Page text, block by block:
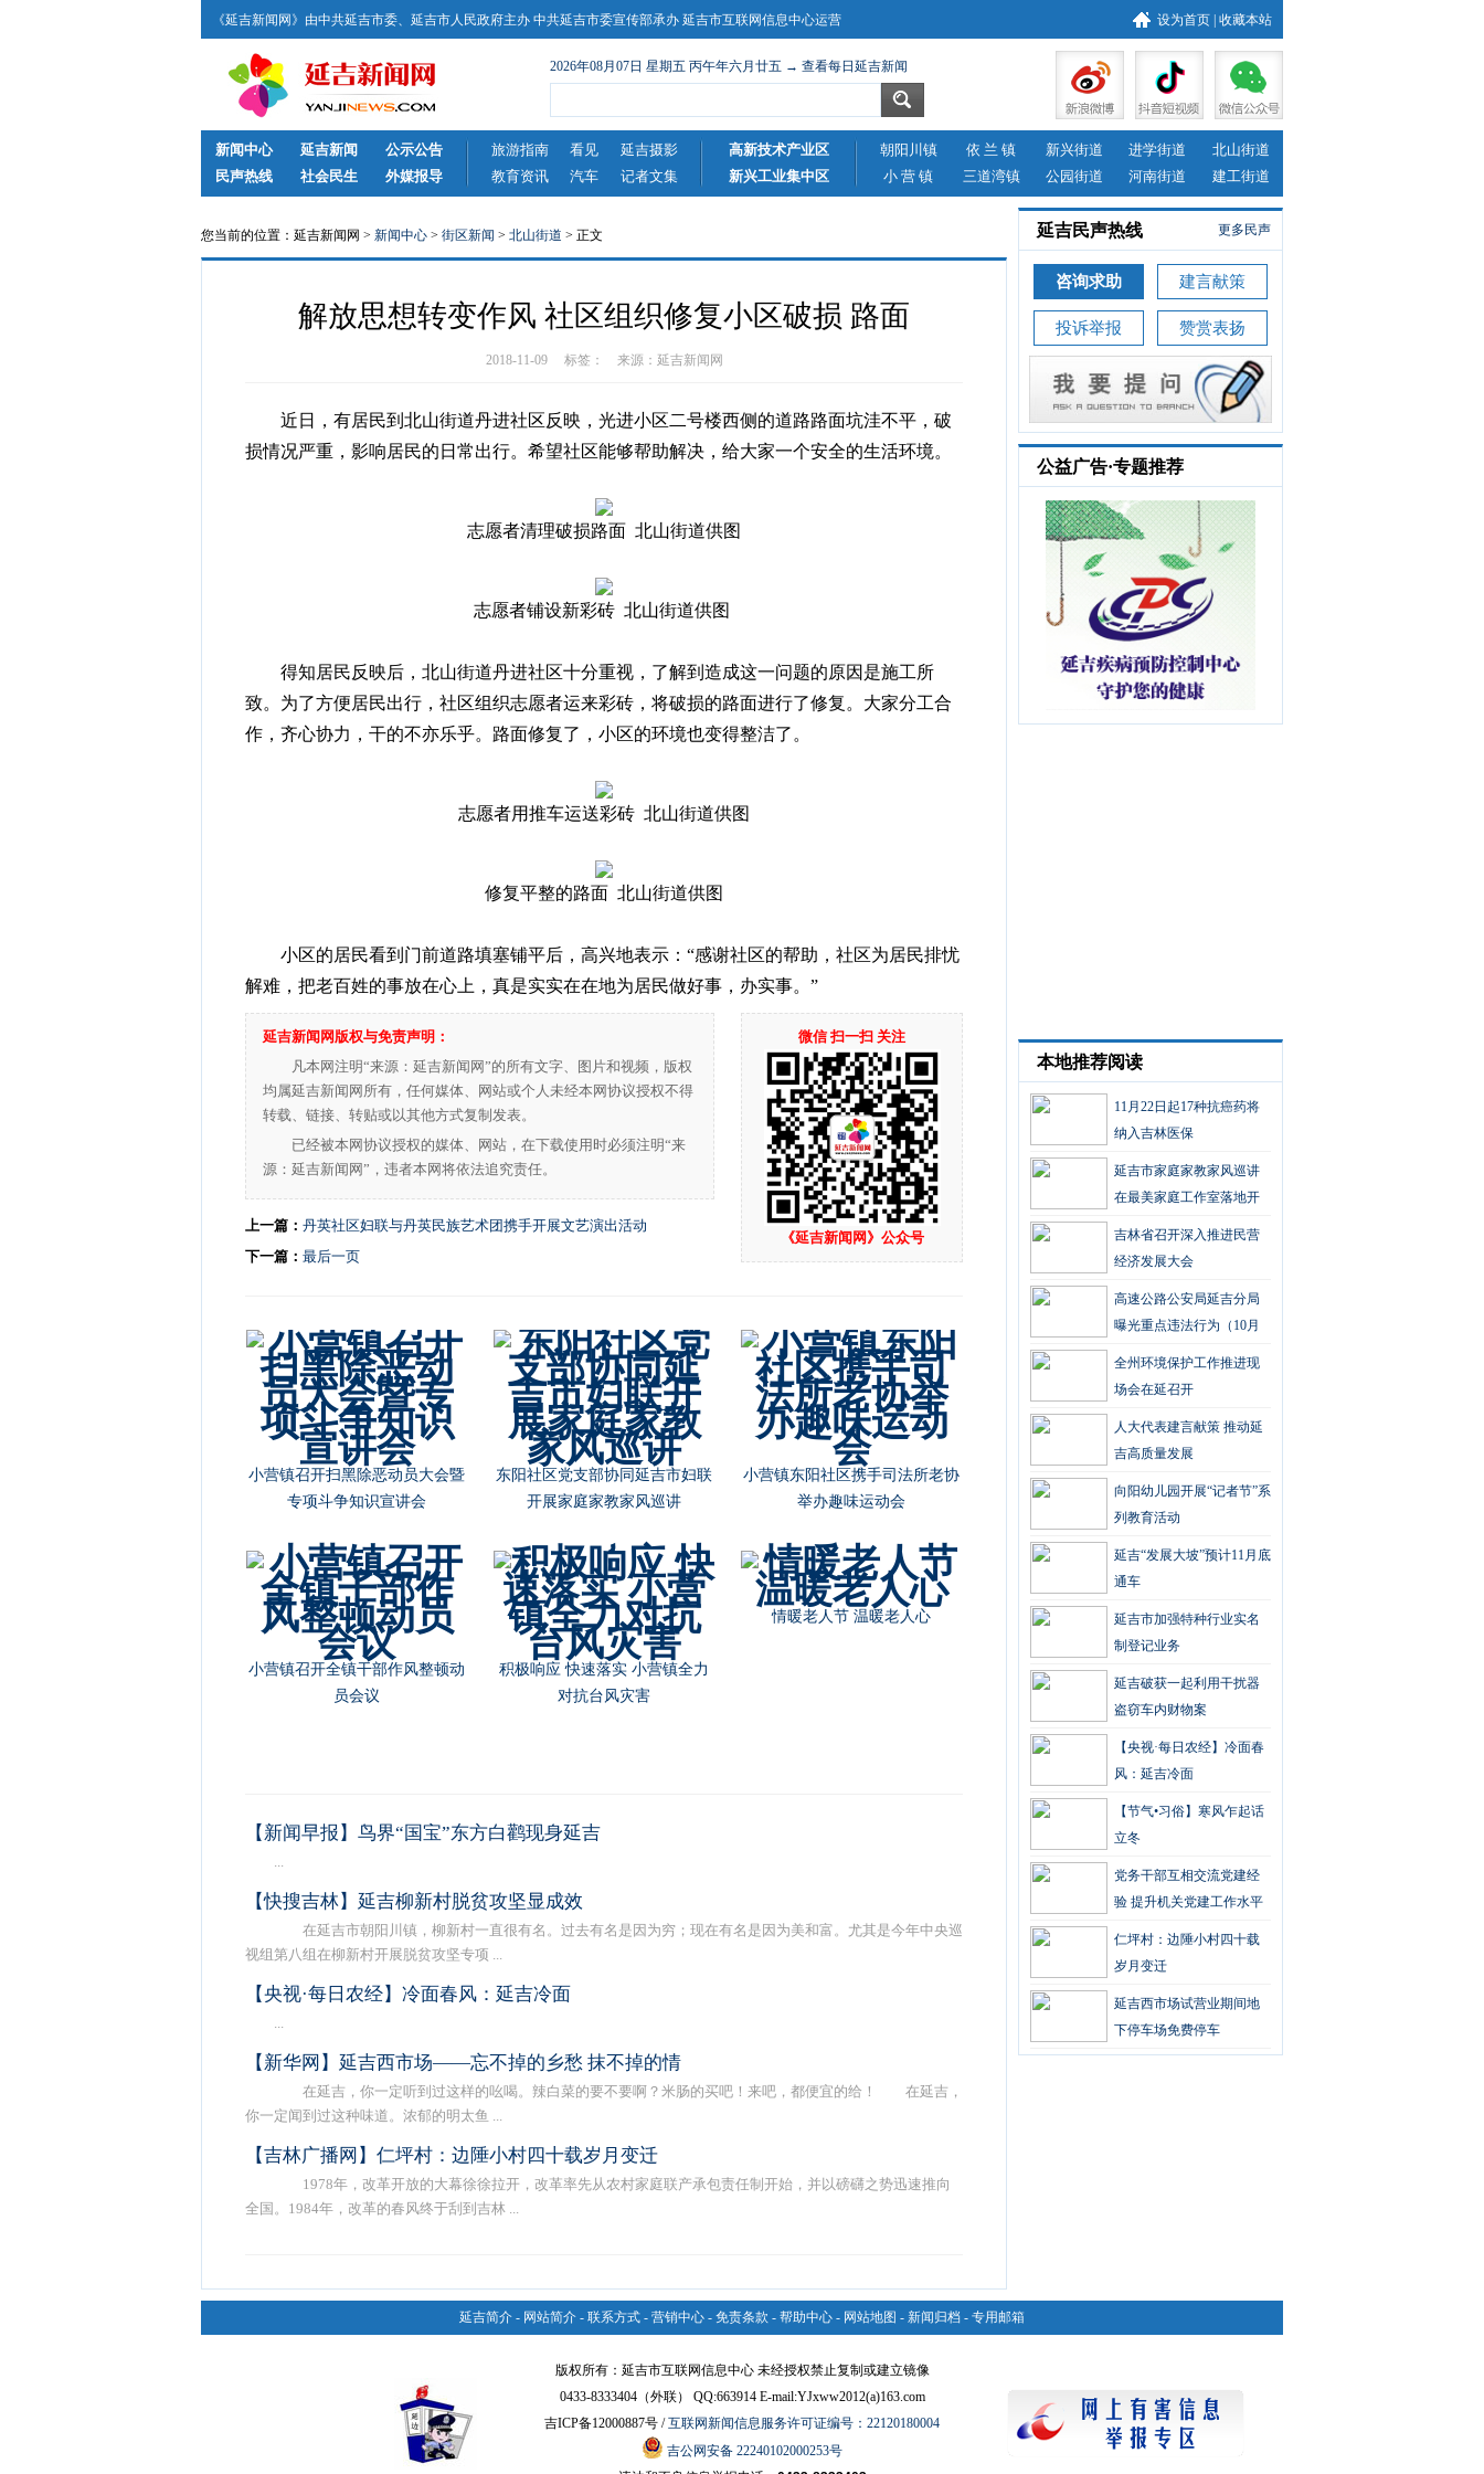
设为首页 收藏本站
《延吉新闻网》由中共延吉市委、延吉市人民政府主办 中共延吉市委宣传部承办 延吉市互联网信息中心运营
2026年08月07日 星期五 丙午年六月廿五 → 查看每日延吉新闻
新闻中心 延吉新闻 公示公告 旅游指南 看见 延吉摄影 高新技术产业区 朝阳川镇 依 兰 镇 新兴街道 进学街道
北山街道
民声热线
社会民生 外媒报导 教育资讯 汽车 记者文集 新兴工业集中区 小 营 镇 三道湾镇 公园街道 河南街道 建工街道
您当前的位置：延吉新闻网 > 新闻中心 > 街区新闻 > 北山街道 > 正文
解放思想转变作风 社区组织修复小区破损 路面
2018-11-09 标签： 来源： 延吉新闻网
近日，有居民到北山街道丹进社区反映，光进小区二号楼西侧的道路路面坑洼不平，破
损情况严重，影响居民的日常出行。希望社区能够帮助解决，给大家一个安全的生活环境。
志愿者清理破损路面 北山街道供图
志愿者铺设新彩砖 北山街道供图
得知居民反映后，北山街道丹进社区十分重视，了解到造成这一问题的原因是施工所
致。为了方便居民出行，社区组织志愿者运来彩砖，将破损的路面进行了修复。大家分工合
作，齐心协力，干的不亦乐乎。路面修复了，小区的环境也变得整洁了。
志愿者用推车运送彩砖 北山街道供图
修复平整的路面 北山街道供图
小区的居民看到门前道路填塞铺平后，高兴地表示：“感谢社区的帮助，社区为居民排忧
解难，把老百姓的事放在心上，真是实实在在地为居民做好事，办实事。”
微信 扫一扫 关注
《延吉新闻网》公众号
延吉新闻网版权与免责声明：
凡本网注明“来源：延吉新闻网”的所有文字、图片和视频，版权
均属延吉新闻网所有，任何媒体、网站或个人未经本网协议授权不得
转载、链接、转贴或以其他方式复制发表。
已经被本网协议授权的媒体、网站，在下载使用时必须注明“来
源：延吉新闻网”，违者本网将依法追究责任。
上一篇： 丹英社区妇联与丹英民族艺术团携手开展文艺演出活动
下一篇： 最后一页
小营镇召开扫黑除恶动员大会暨
专项斗争知识宣讲会
东阳社区党支部协同延吉市妇联
开展家庭家教家风巡讲
小营镇东阳社区携手司法所老协
举办趣味运动会
小营镇召开全镇干部作风整顿动
员会议
积极响应 快速落实 小营镇全力
对抗台风灾害
情暖老人节 温暖老人心
【新闻早报】鸟界“国宝”东方白鹳现身延吉
...
【快搜吉林】延吉柳新村脱贫攻坚显成效
在延吉市朝阳川镇，柳新村一直很有名。过去有名是因为穷；现在有名是因为美和富。尤其是今年中央巡
视组第八组在柳新村开展脱贫攻坚专项 ...
【央视·每日农经】冷面春风：延吉冷面
...
【新华网】延吉西市场——忘不掉的乡愁 抹不掉的情
在延吉，你一定听到过这样的吆喝。辣白菜的要不要啊？米肠的买吧！来吧，都便宜的给！ 在延吉，
你一定闻到过这种味道。浓郁的明太鱼 ...
【吉林广播网】仁坪村：边陲小村四十载岁月变迁
1978年，改革开放的大幕徐徐拉开，改革率先从农村家庭联产承包责任制开始，并以磅礴之势迅速推向
全国。1984年，改革的春风终于刮到吉林 ...
更多民声
延吉民声热线
咨询求助 建言献策
投诉举报 赞赏表扬
公益广告·专题推荐
本地推荐阅读
11月22日起17种抗癌药将
纳入吉林医保
延吉市家庭家教家风巡讲
在最美家庭工作室落地开
花
吉林省召开深入推进民营
经济发展大会
高速公路公安局延吉分局
曝光重点违法行为（10月
第四期）
全州环境保护工作推进现
场会在延召开
人大代表建言献策 推动延
吉高质量发展
向阳幼儿园开展“记者节”系
列教育活动
延吉“发展大坡”预计11月底
通车
延吉市加强特种行业实名
制登记业务
延吉破获一起利用干扰器
盗窃车内财物案
【央视·每日农经】冷面春
风：延吉冷面
【节气•习俗】寒风乍起话
立冬
党务干部互相交流党建经
验 提升机关党建工作水平
仁坪村：边陲小村四十载
岁月变迁
延吉西市场试营业期间地
下停车场免费停车
延吉简介 - 网站简介 - 联系方式 - 营销中心 - 免责条款 - 帮助中心 - 网站地图 - 新闻归档 - 专用邮箱
版权所有：延吉市互联网信息中心 未经授权禁止复制或建立镜像
0433-8333404（外联） QQ:663914 E-mail:YJxww2012(a)163.com
吉ICP备12000887号 /互联网新闻信息服务许可证编号：22120180004
吉公网安备 22240102000253号